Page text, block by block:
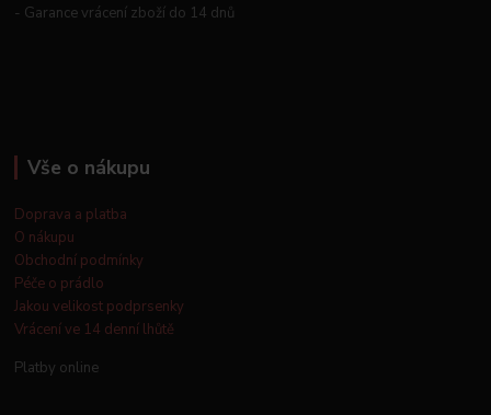
- Garance vrácení zboží do 14 dnů
Vše o nákupu
Doprava a platba
O nákupu
Obchodní podmínky
Péče o prádlo
Jakou velikost podprsenky
Vrácení ve 14 denní lhůtě
Platby online